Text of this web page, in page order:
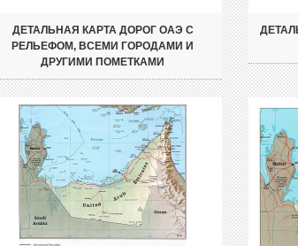
ДЕТАЛЬНАЯ КАРТА ДОРОГ ОАЭ С
РЕЛЬЕФОМ, ВСЕМИ ГОРОДАМИ И
ДРУГИМИ ПОМЕТКАМИ